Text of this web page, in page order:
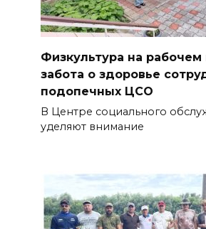
Физкультура на рабочем
забота о здоровье
подопечных ЦСО
В Центре социального
уделяют внимание